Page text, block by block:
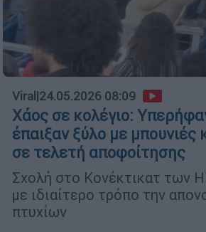
Viral |24.05.2026 08:09
Χάος σε κολέγιο:
έπαιξαν ξύλο με μπουνιές
σε τελετή αποφοίτησης
Σχολή στο Κονέκτικατ των
με ιδιαίτερο τρόπο την
πτυχίων